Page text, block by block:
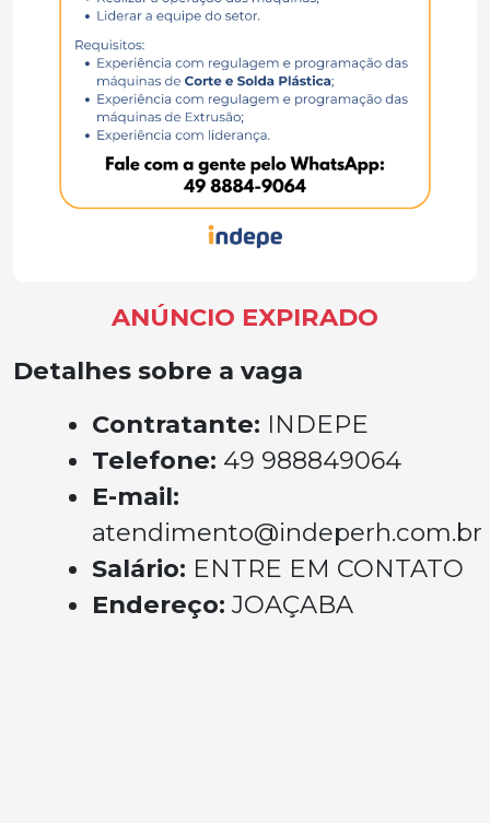
ANÚNCIO EXPIRADO
Detalhes sobre a vaga
Contratante: INDEPE
Telefone: 49 988849064
E-mail:
atendimento@indeperh.com.br
Salário: ENTRE EM CONTATO
Endereço: JOAÇABA